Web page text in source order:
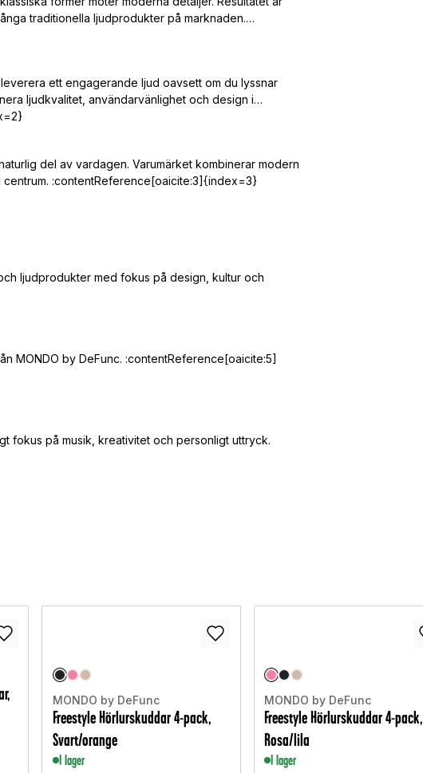
traditionella ljudprodukter på marknaden.
ett engagerande ljud oavsett om du lyssnar
ljudkvalitet, användarvänlighet och design i
del av vardagen. Varumärket kombinerar modern
:contentReference[oaicite:3]{index=3}
ljudprodukter med fokus på design, kultur och
MONDO by DeFunc. :contentReference[oaicite:5]
fokus på musik, kreativitet och personligt uttryck.
MONDO by DeFunc
Freestyle Hörlurskuddar 4-pack,
Svart/orange
I lager
MONDO by DeFunc
Freestyle Hörlurskuddar 4-pack,
Rosa/lila
I lager